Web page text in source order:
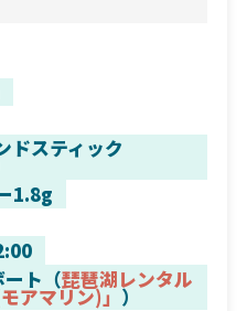
ドスティック
1.8g
ート（琵琶湖レンタル
アマリン)」 ）